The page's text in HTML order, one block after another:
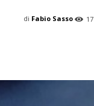
17
di Fabio Sasso